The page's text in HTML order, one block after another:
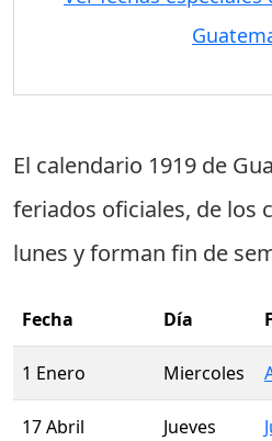
El calendario 1919 de
feriados oficiales, de los
lunes y forman fin de
Fecha Día
1 Enero Miercoles
17 Abril Jueves